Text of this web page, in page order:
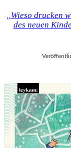
„Wieso drucken
des neuen